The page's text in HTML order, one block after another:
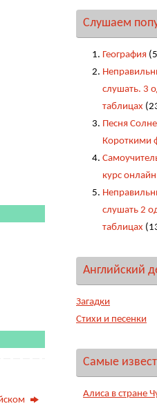
Слушаем
География
слушать. 3
таблицах
Песня
Короткими
курс
слушать 2
таблицах
Английский
Загадки
Стихи и песенки
Самые
Алиса в стране